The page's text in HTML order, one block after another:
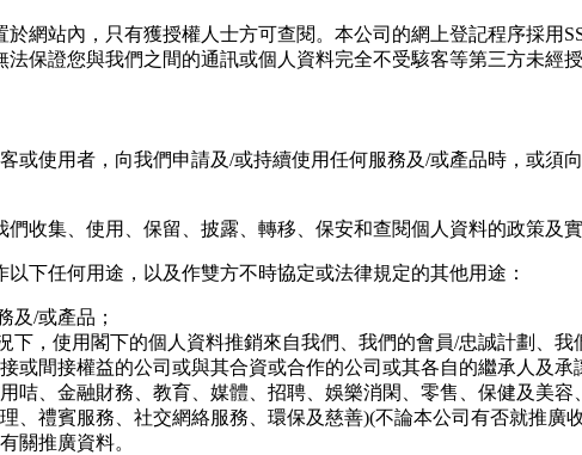
網站內，只有獲授權⼈⼠⽅可查閱。本公司的網上登記程序採⽤
保證您與我們之間的通訊或個人資料完全不受駭客等第三方未經授
或使⽤者，向我們申請及/或持續使⽤任何服務及/或產品時，或
收集、使⽤、保留、披露、轉移、保安和查閱個⼈資料的政策及
下任何⽤途，以及作雙⽅不時協定或法律規定的其他⽤途：
及/或產品；
下，使⽤閣下的個⼈資料推銷來自我們、我們的會員/忠誠計劃、
或間接權益的公司或與其合資或合作的公司或其各⾃的繼承⼈及
咭、⾦融財務、教育、媒體、招聘、娛樂消閑、零售、保健及美
、禮賓服務、社交網絡服務、環保及慈善)(不論本公司有否就推
關推廣資料。